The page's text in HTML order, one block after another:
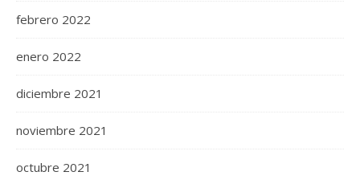
febrero 2022
enero 2022
diciembre 2021
noviembre 2021
octubre 2021